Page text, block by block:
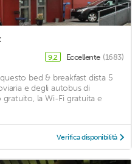
9,2 Eccellente (1683)
bed & breakfast dista 5
e degli autobus di
la Wi-Fi gratuita e
Verifica disponibilità